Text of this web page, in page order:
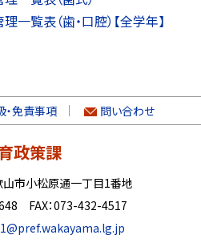
覧表（歯・口腔）【全学年】
・免責事項 問い合わせ
政策課
市小松原通一丁目1番地
FAX：073-432-4517